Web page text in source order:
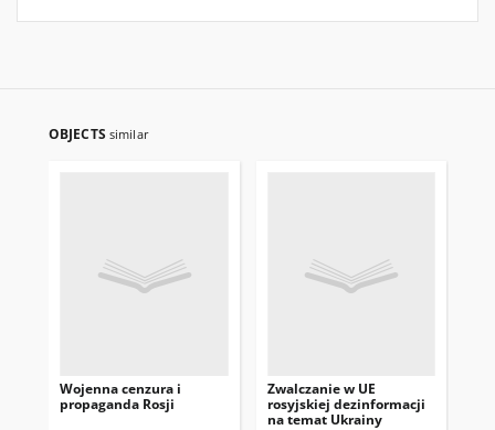
OBJECTS similar
Wojenna cenzura i
propaganda Rosji
Zwalczanie w UE
rosyjskiej dezinformacji
na temat Ukrainy